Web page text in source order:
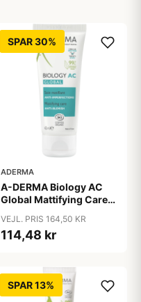
SPAR 30%
ADERMA
A-DERMA Biology AC
Global Mattifying Care
VEJL. PRIS 164,50 KR
114,48 kr
SPAR 13%